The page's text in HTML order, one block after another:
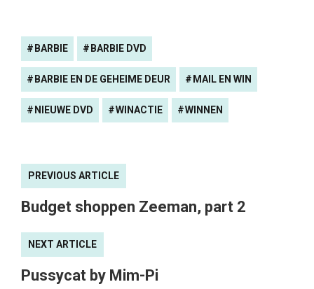
BARBIE BARBIE DVD
BARBIE EN DE GEHEIME DEUR MAIL EN WIN
NIEUWE DVD WINACTIE WINNEN
PREVIOUS ARTICLE
Budget shoppen Zeeman, part 2
NEXT ARTICLE
Pussycat by Mim-Pi